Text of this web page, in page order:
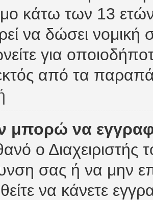
κάτω των 13
να δώσει νομική
για
από τα
μπορώ να
ο
σας ή να μην
να κάνετε